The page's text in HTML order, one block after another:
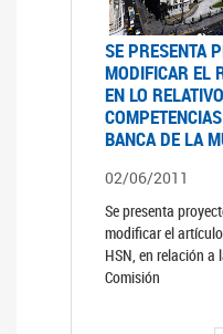
SE PRESENTA
MODIFICAR EL
EN LO
BANCA DE LA
02/06/2011
Se presenta
modificar el
HSN, en relación a
Comisión